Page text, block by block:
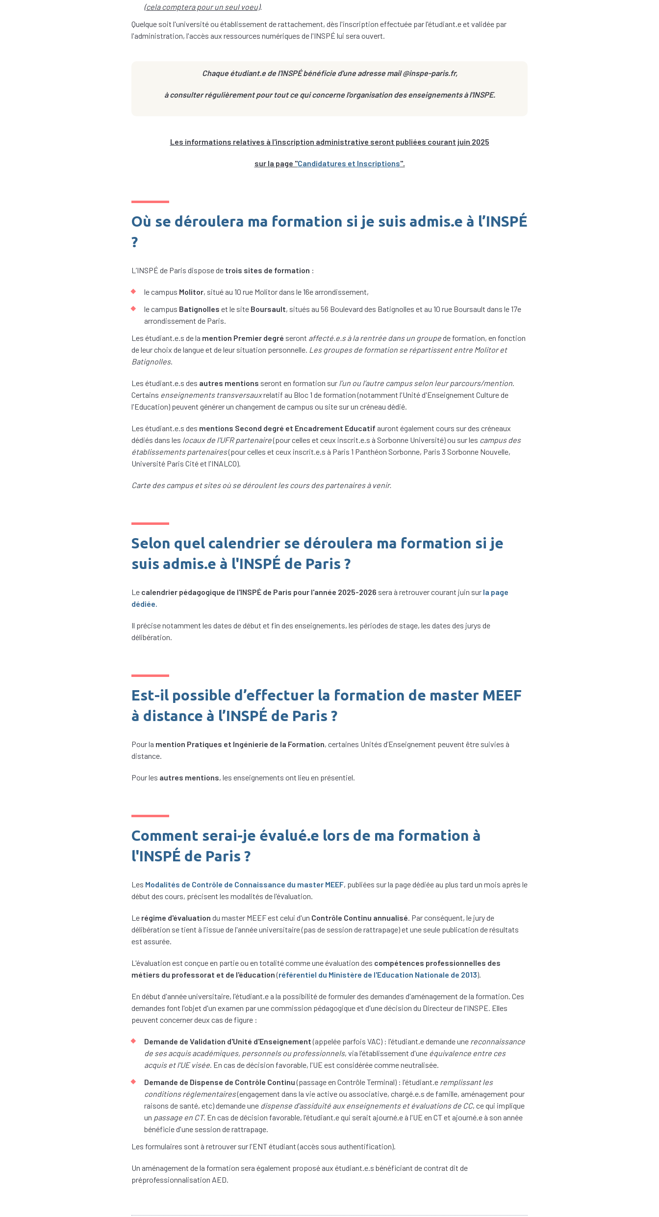
(cela comptera pour un seul voeu).
Quelque soit l'université ou établissement de rattachement, dès l'inscription effectuée par l'étudiant.e et validée par
l'administration, l'accès aux ressources numériques de l'INSPÉ lui sera ouvert.
Chaque étudiant.e de l'INSPÉ bénéficie d'une adresse mail @inspe-paris.fr,
à consulter régulièrement pour tout ce qui concerne l'organisation des enseignements à l'INSPE.
Les informations relatives à l'inscription administrative seront publiées courant juin 2025
sur la page "Candidatures et Inscriptions".
Où se déroulera ma formation si je suis admis.e à l’INSPÉ
?
L’INSPÉ de Paris dispose de trois sites de formation :
le campus Molitor, situé au 10 rue Molitor dans le 16e arrondissement,
le campus Batignolles et le site Boursault, situés au 56 Boulevard des Batignolles et au 10 rue Boursault dans le 17e
arrondissement de Paris.
Les étudiant.e.s de la mention Premier degré seront affecté.e.s à la rentrée dans un groupede formation, en fonction
de leur choix de langue et de leur situation personnelle. Les groupes de formation se répartissent entre Molitor et
Batignolles.
Les étudiant.e.s des autres mentions seront en formation sur l’un ou l’autre campus selon leur parcours/mention.
Certains enseignements transversauxrelatif au Bloc 1 de formation (notamment l'Unité d'Enseignement Culture de
l'Education) peuvent générer un changement de campus ou site sur un créneau dédié.
Les étudiant.e.s des mentions Second degré et Encadrement Educatif auront également cours sur des créneaux
dédiés dans les locaux de l'UFR partenaire(pour celles et ceux inscrit.e.s à Sorbonne Université) ou sur les campus des
établissements partenaires(pour celles et ceux inscrit.e.s à Paris 1 Panthéon Sorbonne, Paris 3 Sorbonne Nouvelle,
Université Paris Cité et l'INALCO).
Carte des campus et sites où se déroulent les cours des partenaires à venir.
Selon quel calendrier se déroulera ma formation si je
suis admis.e à l'INSPÉ de Paris ?
Le calendrier pédagogique de l'INSPÉ de Paris pour l'année 2025-2026 sera à retrouver courant juin sur la page
dédiée.
Il précise notamment les dates de début et fin des enseignements, les périodes de stage, les dates des jurys de
délibération.
Est-il possible d’effectuer la formation de master MEEF
à distance à l’INSPÉ de Paris ?
Pour la mention Pratiques et Ingénierie de la Formation, certaines Unités d’Enseignement peuvent être suivies à
distance.
Pour les autres mentions, les enseignements ont lieu en présentiel.
Comment serai-je évalué.e lors de ma formation à
l'INSPÉ de Paris ?
Les Modalités de Contrôle de Connaissance du master MEEF, publiées sur la page dédiée au plus tard un mois après le
début des cours, précisent les modalités de l'évaluation.
Le régime d'évaluation du master MEEF est celui d'un Contrôle Continu annualisé . Par conséquent, le jury de
délibération se tient à l'issue de l'année universitaire (pas de session de rattrapage) et une seule publication de résultats
est assurée.
L'évaluation est conçue en partie ou en totalité comme une évaluation des compétences professionnelles des
métiers du professorat et de l'éducation(référentiel du Ministère de l'Education Nationale de 2013).
En début d'année universitaire, l'étudiant.e a la possibilité de formuler des demandes d'aménagement de la formation. Ces
demandes font l'objet d'un examen par une commission pédagogique et d'une décision du Directeur de l'INSPE. Elles
peuvent concerner deux cas de figure :
Demande de Validation d'Unité d'Enseignement(appelée parfois VAC) : l'étudiant.e demande une reconnaissance
de ses acquis académiques, personnels ou professionnels, via l'établissement d'une équivalence entre ces
acquis et l'UE visée . En cas de décision favorable, l'UE est considérée comme neutralisée.
Demande de Dispense de Contrôle Continu(passage en Contrôle Terminal) : l'étudiant.e remplissant les
conditions réglementaires(engagement dans la vie active ou associative, chargé.e.s de famille, aménagement pour
raisons de santé, etc) demande une dispense d'assiduité aux enseignements et évaluations de CC, ce qui implique
un passage en CT. En cas de décision favorable, l'étudiant.e qui serait ajourné.e à l'UE en CT et ajourné.e à son année
bénéficie d'une session de rattrapage.
Les formulaires sont à retrouver sur l'ENT étudiant (accès sous authentification).
Un aménagement de la formation sera également proposé aux étudiant.e.s bénéficiant de contrat dit de
préprofessionnalisation AED.